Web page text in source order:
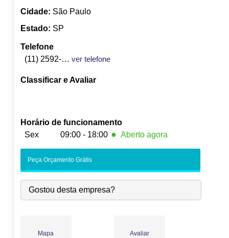
Cidade: São Paulo
Estado: SP
Telefone
(11) 2592-5867
ver telefone
Classificar e Avaliar
Horário de funcionamento
Sex
09:00 - 18:00 ● Aberto agora
-
Qua:
09:00-18:00
Qui:
09:00-18:00
●
Peça Orçamento Grátis
Gostou desta empresa?
Mapa Avaliar